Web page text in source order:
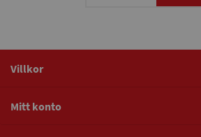
Villkor
Mitt konto